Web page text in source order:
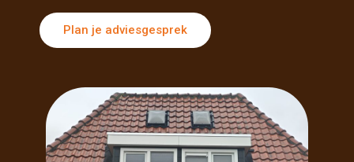
Plan je adviesgesprek